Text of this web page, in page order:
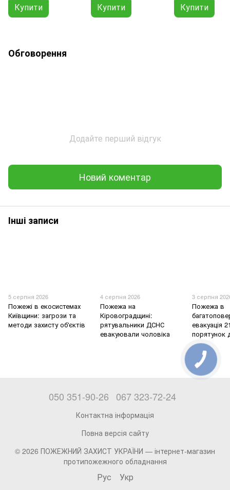
Купити Купити Купити
Обговорення
Додайте перший відгук
Новий коментар
Інші записи
5 серпня 2026
Пожежі в екосистемах
Київщини: загрози та
методи захисту об'єктів
4 серпня 2026
Пожежа на
Кіровоградщині:
рятувальники ДСНС
евакуювали чоловіка
3 серпня
Пожежа в
евакуація
порятунок
050 351-90-26 067 323-72-24
Контактна інформація
Повна версія сайту
© 2026 ПОЖЕЖНИЙ ЗАХИСТ УКРАЇНИ — інтернет-магазин
протипожежного обладнання
Рус Укр